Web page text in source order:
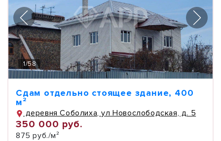
1/58
Сдам отдельно стоящее здание, 400
м²
деревня Соболиха, ул Новослободская, д. 5
350 000 руб.
875 руб./м²